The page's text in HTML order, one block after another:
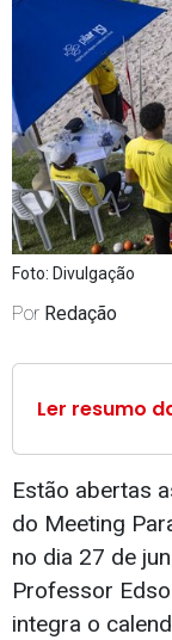
Foto: Divulgação
Por Redação
Ler resumo
Estão abertas
do Meeting
no dia 27 de
Professor
integra o